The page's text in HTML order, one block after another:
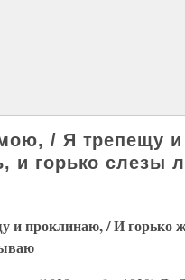
/ Я трепещу и
и горько слезы
и проклинаю, / И горько